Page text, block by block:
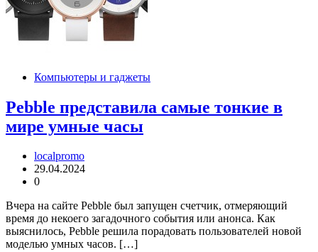
Компьютеры и гаджеты
Pebble представила самые тонкие в
мире умные часы
localpromo
29.04.2024
0
Вчера на сайте Pebble был запущен счетчик, отмеряющий
время до некоего загадочного события или анонса. Как
выяснилось, Pebble решила порадовать пользователей новой
моделью умных часов. […]